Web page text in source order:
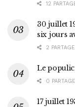
12
30 juillet
six jours
2
Le
0
17 juillet